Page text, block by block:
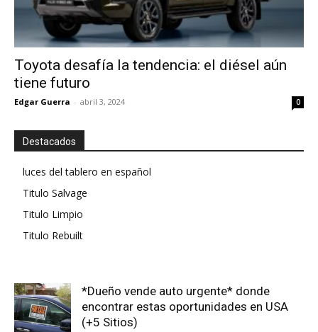
Toyota desafía la tendencia: el diésel aún
tiene futuro
Edgar Guerra - abril 3, 2024 0
Destacados
luces del tablero en español
Titulo Salvage
Titulo Limpio
Titulo Rebuilt
*Dueño vende auto urgente* donde
encontrar estas oportunidades en USA
(+5 Sitios)